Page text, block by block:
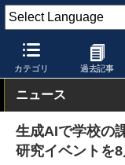
カテゴリ 過去記事
こどもとIT イベント
ニュース
生成AIで学校の
研究イベントを